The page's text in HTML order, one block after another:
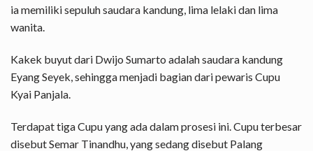
ia memiliki sepuluh saudara kandung, lima lelaki dan lima
wanita.
Kakek buyut dari Dwijo Sumarto adalah saudara kandung
Eyang Seyek, sehingga menjadi bagian dari pewaris Cupu
Kyai Panjala.
Terdapat tiga Cupu yang ada dalam prosesi ini. Cupu terbesar
disebut Semar Tinandhu, yang sedang disebut Palang